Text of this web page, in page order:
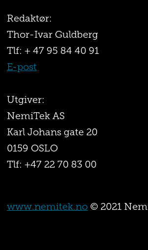
Redaktør:
Thor-Ivar Guldberg
Tlf: + 47 95 84 40 91
E-post
Utgiver:
NemiTek AS
Karl Johans gate 20
0159 OSLO
Tlf: +47 22 70 83 00
www.nemitek.no© 2021